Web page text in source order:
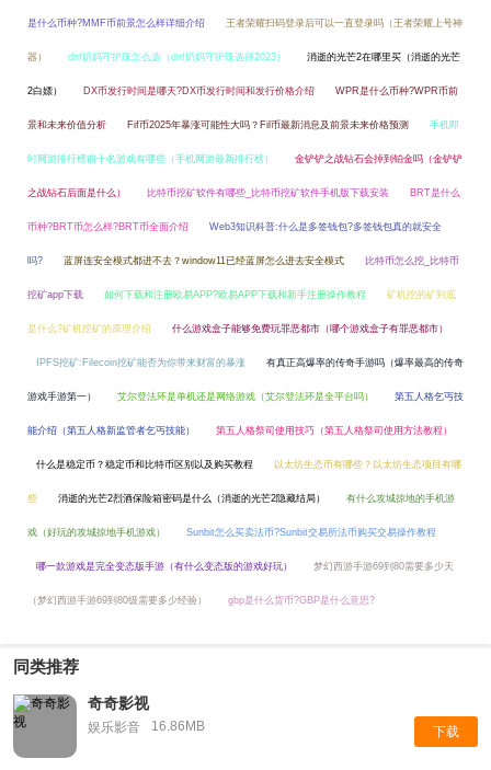
是什么币种?MMF币前景怎么样详细介绍 王者荣耀扫码登录后可以一直登录吗（王者荣耀上号神
器） dnf奶妈守护珠怎么选（dnf奶妈守护珠选择2023） 消逝的光芒2在哪里买（消逝的光芒
2白嫖） DX币发行时间是哪天?DX币发行时间和发行价格介绍 WPR是什么币种?WPR币前
景和未来价值分析 Fif币2025年暴涨可能性大吗？Fil币最新消息及前景未来价格预测 手机即
时网游排行榜前十名游戏有哪些（手机网游最新排行榜） 金铲铲之战钻石会掉到铂金吗（金铲铲
之战钻石后面是什么） 比特币挖矿软件有哪些_比特币挖矿软件手机版下载安装 BRT是什么
币种?BRT币怎么样?BRT币全面介绍 Web3知识科普:什么是多签钱包?多签钱包真的就安全
吗? 蓝屏连安全模式都进不去？window11已经蓝屏怎么进去安全模式 比特币怎么挖_比特币
挖矿app下载 如何下载和注册欧易APP?欧易APP下载和新手注册操作教程 矿机挖的矿到底
是什么?矿机挖矿的原理介绍 什么游戏盒子能够免费玩罪恶都市（哪个游戏盒子有罪恶都市）
IPFS挖矿:Filecoin挖矿能否为你带来财富的暴涨 有真正高爆率的传奇手游吗（爆率最高的传奇
游戏手游第一） 艾尔登法环是单机还是网络游戏（艾尔登法环是全平台吗） 第五人格乞丐技
能介绍（第五人格新监管者乞丐技能） 第五人格祭司使用技巧（第五人格祭司使用方法教程）
什么是稳定币？稳定币和比特币区别以及购买教程 以太坊生态币有哪些？以太坊生态项目有哪
些 消逝的光芒2烈酒保险箱密码是什么（消逝的光芒2隐藏结局） 有什么攻城掠地的手机游
戏（好玩的攻城掠地手机游戏） Sunbit怎么买卖法币?Sunbit交易所法币购买交易操作教程
哪一款游戏是完全变态版手游（有什么变态版的游戏好玩） 梦幻西游手游69到80需要多少天
（梦幻西游手游69到80级需要多少经验） gbp是什么货币?GBP是什么意思?
同类推荐
奇奇影视
娱乐影音 16.86MB 下载